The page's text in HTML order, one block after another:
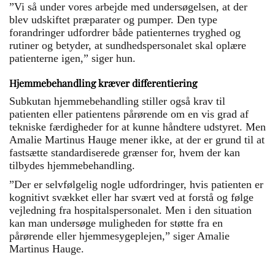
”Vi så under vores arbejde med undersøgelsen, at der
blev udskiftet præparater og pumper. Den type
forandringer udfordrer både patienternes tryghed og
rutiner og betyder, at sundhedspersonalet skal oplære
patienterne igen,” siger hun.
Hjemmebehandling kræver differentiering
Subkutan hjemmebehandling stiller også krav til
patienten eller patientens pårørende om en vis grad af
tekniske færdigheder for at kunne håndtere udstyret. Men
Amalie Martinus Hauge mener ikke, at der er grund til at
fastsætte standardiserede grænser for, hvem der kan
tilbydes hjemmebehandling.
”Der er selvfølgelig nogle udfordringer, hvis patienten er
kognitivt svækket eller har svært ved at forstå og følge
vejledning fra hospitalspersonalet. Men i den situation
kan man undersøge muligheden for støtte fra en
pårørende eller hjemmesygeplejen,” siger Amalie
Martinus Hauge.